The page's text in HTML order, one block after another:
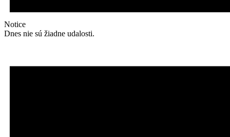
Notice
Dnes nie sú žiadne udalosti.